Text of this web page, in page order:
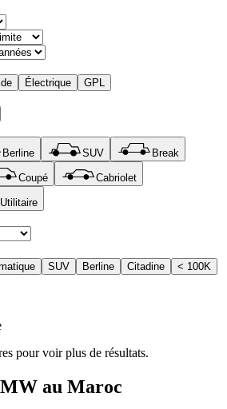
Électrique GPL
Berline SUV Break
Coupé Cabriolet
Utilitaire
SUV Berline Citadine
< 100K
pour voir plus de résultats.
au Maroc